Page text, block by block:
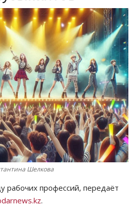
Шелкова
рабочих профессий, передаёт
.